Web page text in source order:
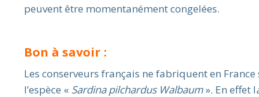
peuvent être momentanément congelées.
Bon à savoir :
Les conserveurs français ne fabriquent en
l’espèce « Sardina pilchardus Walbaum». En effet l